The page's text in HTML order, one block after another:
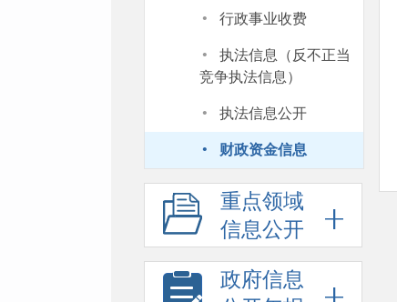
· 行政事业收费
·
执法信息（反不正当
竞争执法信息）
· 执法信息公开
· 财政资金信息
重点领域
信息公开
政府信息